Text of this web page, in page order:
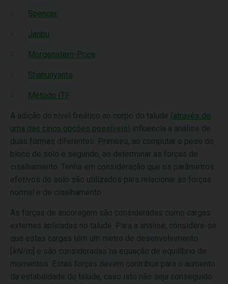
Spencer
Janbu
Morgenstern-Price
Shahunyants
Método ITF
A adição do nível freático ao corpo do talude ( através de
uma das cinco opções possíveis) influencia a análise de
duas formas diferentes. Primeiro, ao computar o peso do
bloco de solo e segundo, ao determinar as forças de
cisalhamento. Tenha em consideração que os parâmetros
efetivos do solo são utilizados para relacionar as forças
normal e de cisalhamento.
As forças de ancoragem são consideradas como cargas
externas aplicadas no talude. Para a análise, considera-se
que estas cargas têm um metro de desenvolvimento
kN/m ] e são consideradas na equação de equilíbrio de
momentos. Estas forças devem contribuir para o aumento
da estabilidade do talude, caso isto não seja conseguido